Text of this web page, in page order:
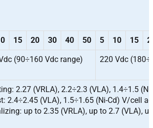
15 20 30 40 50 5 10 15
(90÷160 Vdc range) 220 Vdc
2.27 (VRLA), 2.2÷2.3 (VLA), 1.4÷1.5
2.4÷2.45 (VLA), 1.5÷1.65 (Ni-Cd) V/cell
up to 2.35 (VRLA), up to 2.7 (VLA),